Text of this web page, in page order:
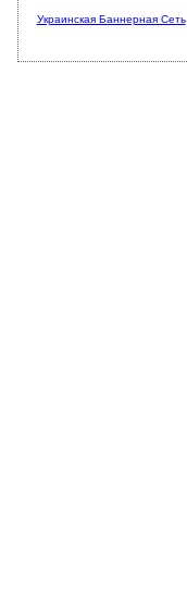
Украинская Баннерная Сеть